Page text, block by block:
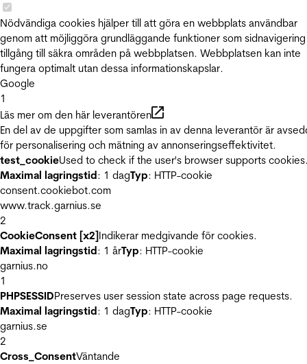
Nödvändiga cookies hjälper till att göra en webbplats användbar
genom att möjliggöra grundläggande funktioner som
tillgång till säkra områden på webbplatsen. Webbplatsen kan inte
fungera optimalt utan dessa informationskapslar.
Google
1
Läs mer om den här leverantören
En del av de uppgifter som samlas in av denna leverantör är
för personalisering och mätning av annonseringseffektivitet.
test_cookieUsed to check if the user's browser supports
Maximal lagringstid: 1 dagTyp: HTTP-cookie
consent.cookiebot.com
www.track.garnius.se
2
CookieConsent [x2]Indikerar medgivande för cookies.
Maximal lagringstid: 1 årTyp: HTTP-cookie
garnius.no
1
PHPSESSIDPreserves user session state across page requests.
Maximal lagringstid: 1 dagTyp: HTTP-cookie
garnius.se
2
Cross_ConsentVäntande